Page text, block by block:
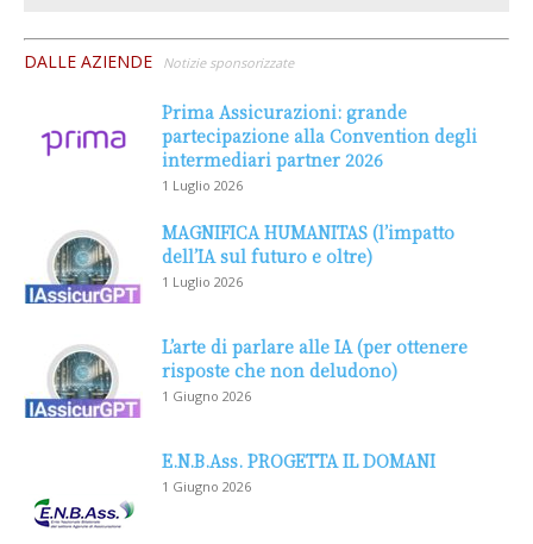
DALLE AZIENDE Notizie sponsorizzate
Prima Assicurazioni: grande
partecipazione alla Convention degli
intermediari partner 2026
1 Luglio 2026
MAGNIFICA HUMANITAS (l’impatto
dell’IA sul futuro e oltre)
1 Luglio 2026
L’arte di parlare alle IA (per ottenere
risposte che non deludono)
1 Giugno 2026
E.N.B.Ass. PROGETTA IL DOMANI
1 Giugno 2026